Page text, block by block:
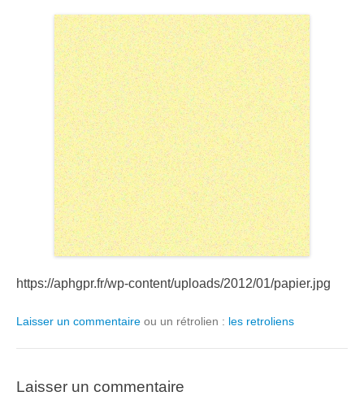
https://aphgpr.fr/wp-content/uploads/2012/01/papier.jpg
Laisser un commentaire ou un rétrolien : les retroliens
Laisser un commentaire